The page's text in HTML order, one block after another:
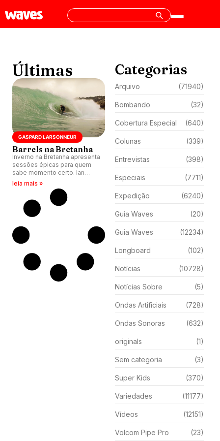
Últimas
GASPARD LARSONNEUR
Barrels na Bretanha
Inverno na Bretanha apresenta
sessões épicas para quem
sabe momento certo. Ian
Fontaine e amigos encontram
ondas cristalinas e tubulares
em dia perfeito.
leia mais »
Categorias
Arquivo (71940)
Bombando (32)
Cobertura Especial (640)
Colunas (339)
Entrevistas (398)
Especiais (7711)
Expedição (6240)
Guia Waves (20)
Guia Waves (12234)
Longboard (102)
Notícias (10728)
Notícias Sobre (5)
Ondas Artificiais (728)
Ondas Sonoras (632)
originals (1)
Sem categoria (3)
Super Kids (370)
Variedades (11177)
Vídeos (12151)
Volcom Pipe Pro (23)